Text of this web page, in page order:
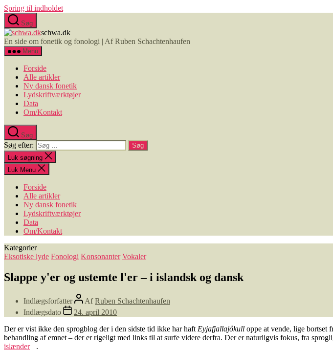
Spring til indholdet
Søg
schwa.dk
En side om fonetik og fonologi | Af Ruben Schachtenhaufen
Menu
Forside
Alle artikler
Ny dansk fonetik
Lydskriftværktøjer
Data
Om/Kontakt
Søg
Søg efter:
Luk søgning
Luk Menu
Forside
Alle artikler
Ny dansk fonetik
Lydskriftværktøjer
Data
Om/Kontakt
Kategorier
Eksotiske lyde Fonologi Konsonanter Vokaler
Slappe y'er og ustemte l'er – i islandsk og dansk
Indlægsforfatter AfRuben Schachtenhaufen
Indlægsdato
24. april 2010
Der er vist ikke den sprogblog der i den sidste tid ikke har haft Eyjafjallajökull oppe at vende, lige bortset
behandling af emnet – der er rigeligt med links til at surfe videre derfra. Der er naturligvis fokus, fra
islænder
.